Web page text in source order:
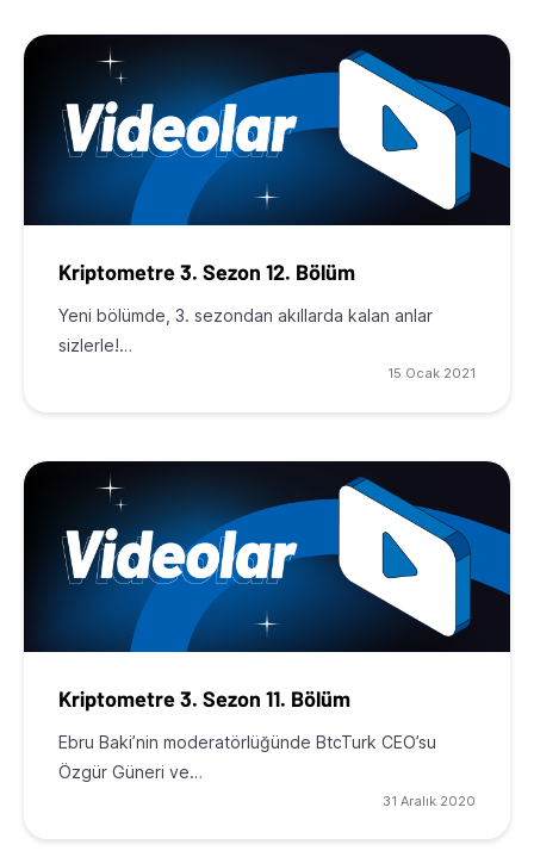
Kriptometre 3. Sezon 12. Bölüm
Yeni bölümde, 3. sezondan akıllarda kalan anlar
sizlerle!…
15 Ocak 2021
Kriptometre 3. Sezon 11. Bölüm
Ebru Baki’nin moderatörlüğünde BtcTurk CEO’su
Özgür Güneri ve…
31 Aralık 2020